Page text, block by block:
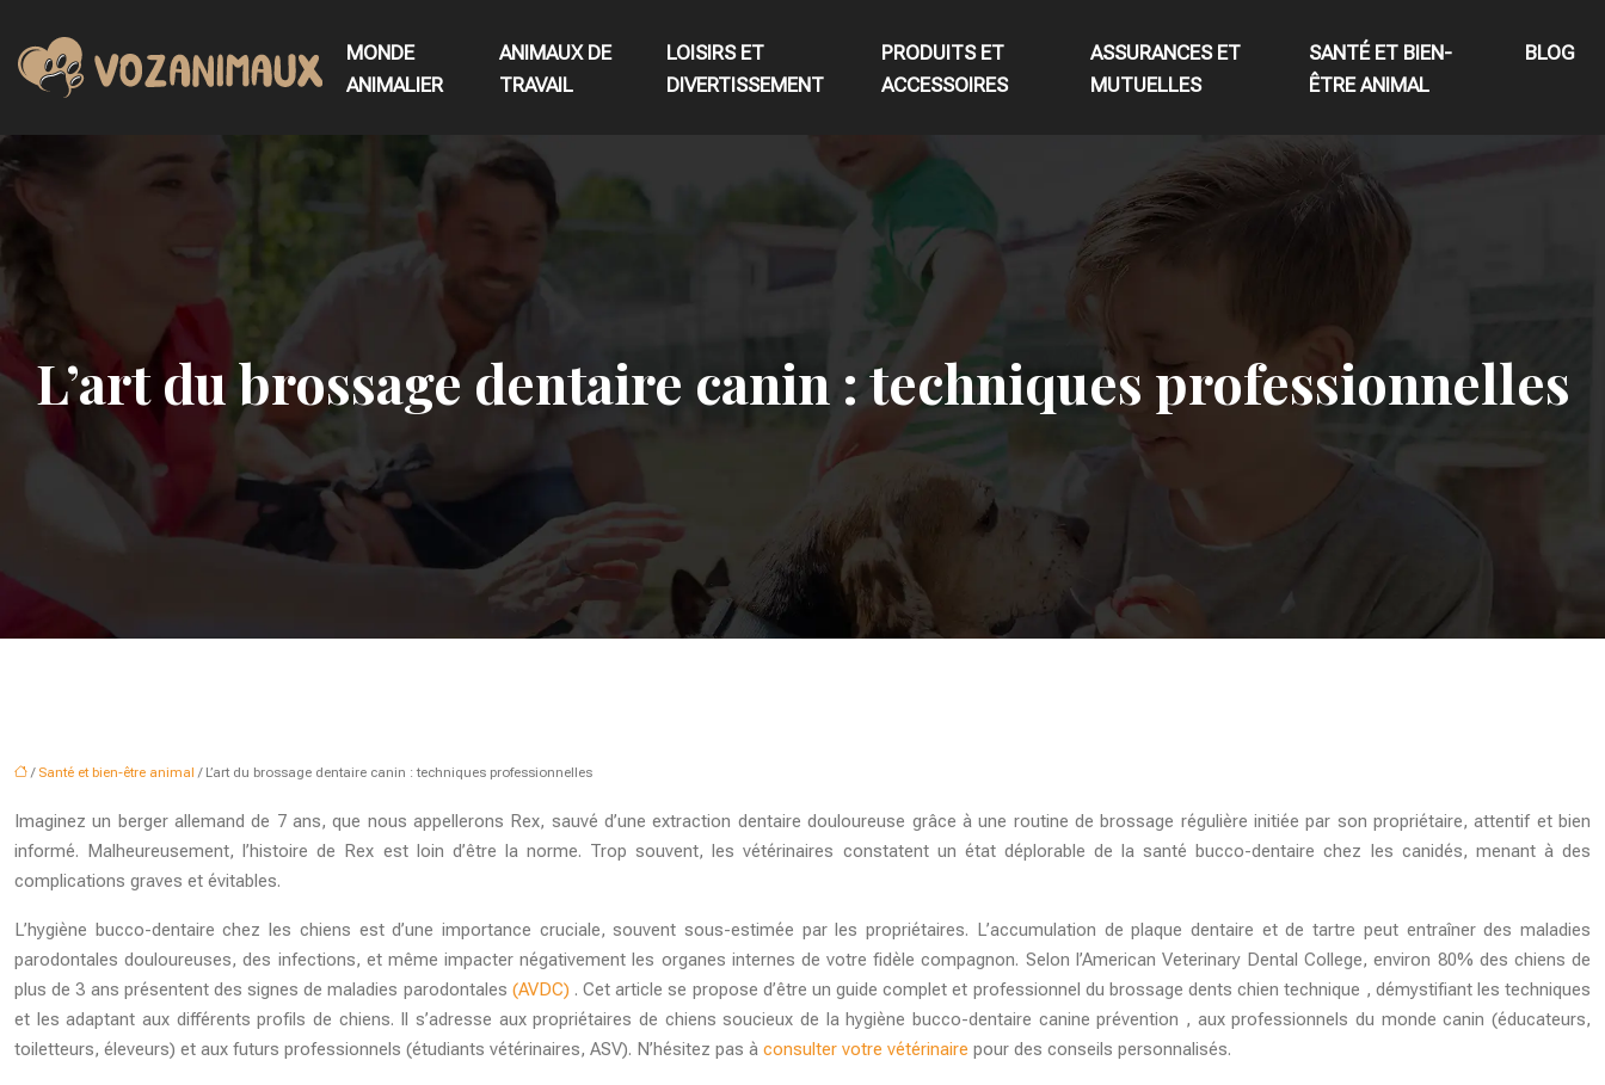
MONDE
ANIMALIER
ANIMAUX DE
TRAVAIL
LOISIRS ET
DIVERTISSEMENT
PRODUITS ET
ACCESSOIRES
ASSURANCES ET
MUTUELLES
SANTÉ ET BIEN-
ÊTRE ANIMAL
BLOG
L’art du brossage dentaire canin : techniques professionnelles
/ Santé et bien-être animal / L’art du brossage dentaire canin : techniques professionnelles
Imaginez un berger allemand de 7 ans, que nous appellerons Rex, sauvé d’une extraction dentaire douloureuse grâce à une routine de brossage régulière initiée par son propriétaire, attentif et bien
informé. Malheureusement, l’histoire de Rex est loin d’être la norme. Trop souvent, les vétérinaires constatent un état déplorable de la santé bucco-dentaire chez les canidés, menant à des
complications graves et évitables.
L’hygiène bucco-dentaire chez les chiens est d’une importance cruciale, souvent sous-estimée par les propriétaires. L’accumulation de plaque dentaire et de tartre peut entraîner des maladies
parodontales douloureuses, des infections, et même impacter négativement les organes internes de votre fidèle compagnon. Selon l’American Veterinary Dental College, environ 80% des chiens de
plus de 3 ans présentent des signes de maladies parodontales (AVDC) . Cet article se propose d’être un guide complet et professionnel du brossage dents chien technique , démystifiant les techniques
et les adaptant aux différents profils de chiens. Il s’adresse aux propriétaires de chiens soucieux de lahygiène bucco-dentaire canine prévention , aux professionnels du monde canin (éducateurs,
toiletteurs, éleveurs) et aux futurs professionnels (étudiants vétérinaires, ASV). N’hésitez pas à consulter votre vétérinaire pour des conseils personnalisés.